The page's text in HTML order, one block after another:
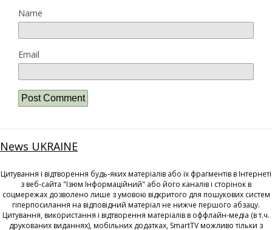
Name
Email
News UKRAINE
Цитування і відтворення будь-яких матеріалів або їх фрагментів в Інтернеті
з веб-сайта "Ізюм Інформаційний" або його каналів і сторінок в
соцмережах дозволено лише з умовою відкритого для пошукових систем
гіперпосилання на відповідний матеріал не нижче першого абзацу.
Цитування, використання і відтворення матеріалів в оффлайн-медіа (в т.ч.
друкованих виданнях), мобільних додатках, SmartTV можливо тільки з